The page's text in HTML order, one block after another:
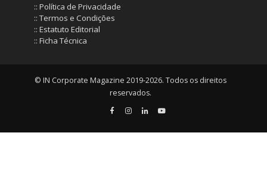
:: Política de Privacidade
:: Termos e Condições
:: Estatuto Editorial
:: Ficha Técnica
© IN Corporate Magazine 2019-2026. Todos os direitos
reservados.